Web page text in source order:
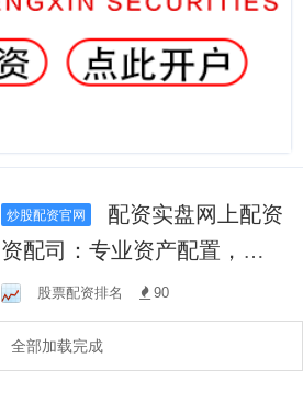
炒股配资官网
资配司：专业资产配置，助
您财富增值
股票配资排名 90
全部加载完成